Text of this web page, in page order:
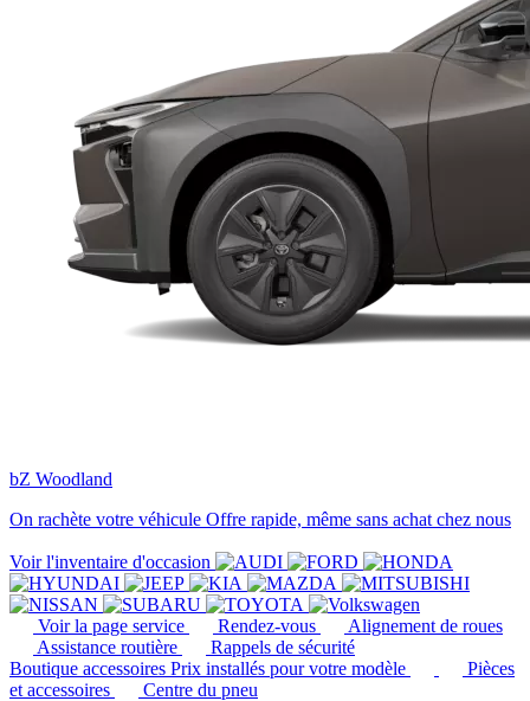
bZ Woodland
On rachète votre véhicule Offre rapide, même sans achat chez nous
Voir l'inventaire d'occasion
Voir la page service Rendez-vous
Alignement de roues
Assistance routière
Rappels de sécurité
Boutique accessoires Prix installés pour votre modèle
Pièces
et accessoires
Centre du pneu